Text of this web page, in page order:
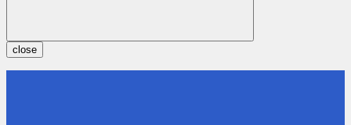
close